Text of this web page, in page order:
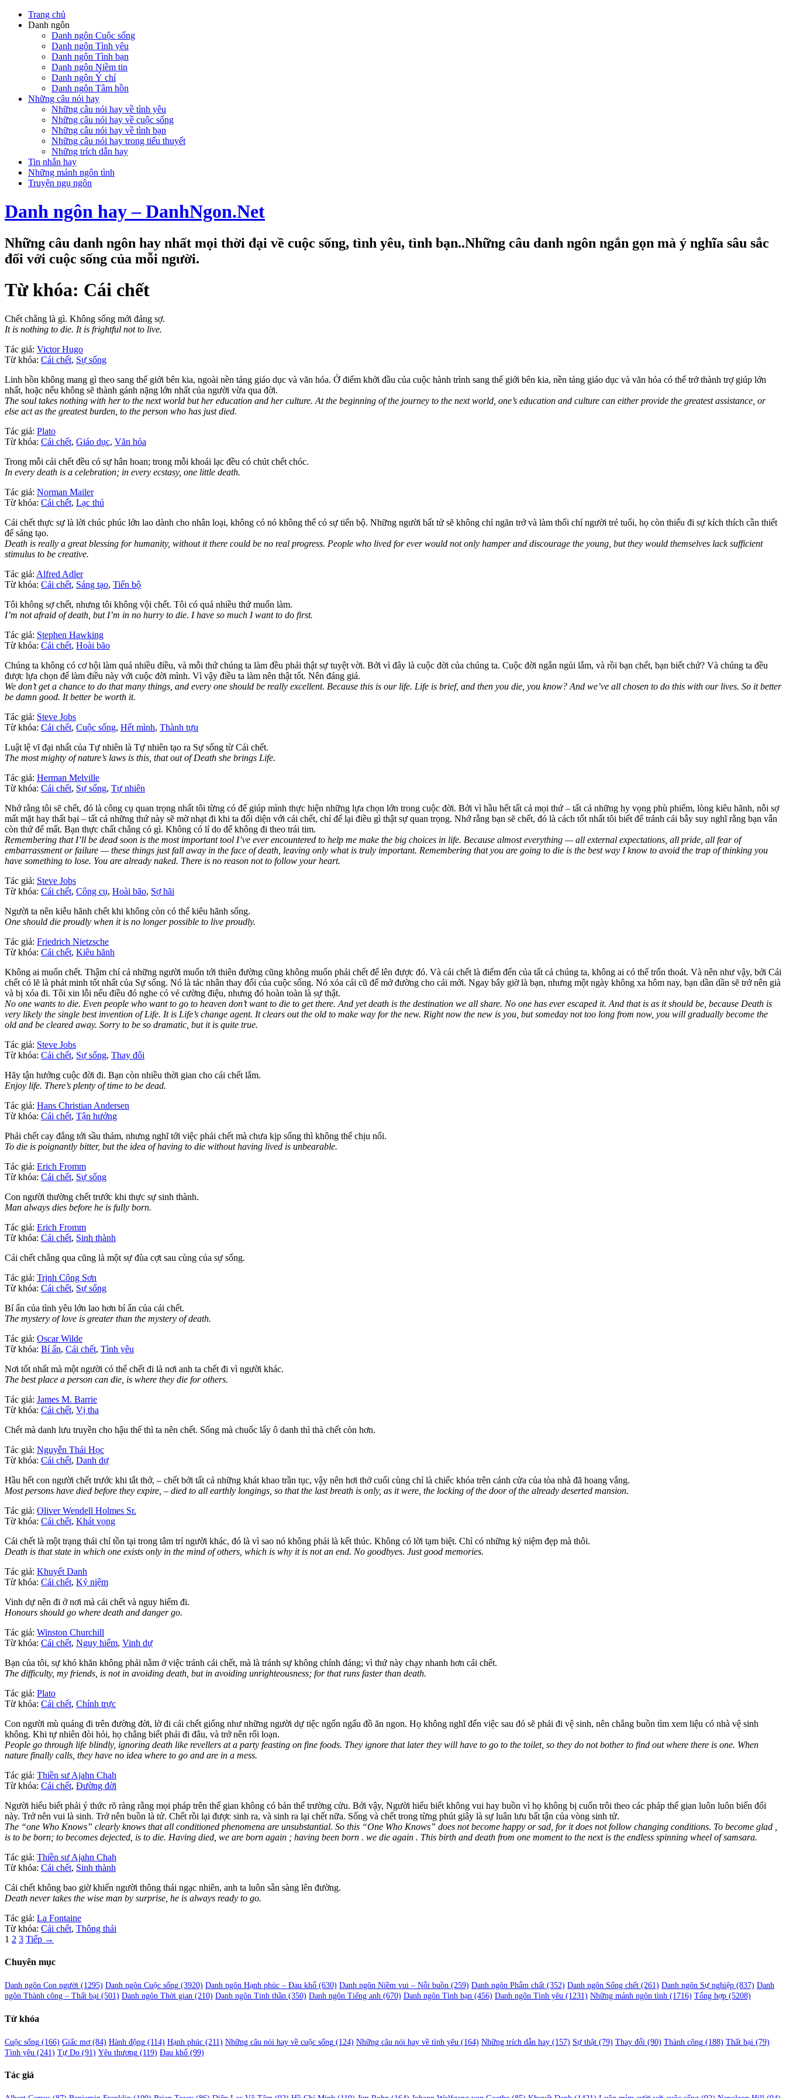
Trang chủ
Danh ngôn
Danh ngôn Cuộc sống
Danh ngôn Tình yêu
Danh ngôn Tình bạn
Danh ngôn Niềm tin
Danh ngôn Ý chí
Danh ngôn Tâm hồn
Những câu nói hay
Những câu nói hay về tình yêu
Những câu nói hay về cuộc sống
Những câu nói hay về tình bạn
Những câu nói hay trong tiểu thuyết
Những trích dẫn hay
Tin nhắn hay
Những mảnh ngôn tình
Truyện ngụ ngôn
Danh ngôn hay – DanhNgon.Net
Những câu danh ngôn hay nhất mọi thời đại về cuộc sống, tình yêu, tình bạn..Những câu danh ngôn ngắn gọn mà ý nghĩa sâu sắc
đối với cuộc sống của mỗi người.
Từ khóa: Cái chết
Chết chẳng là gì. Không sống mới đáng sợ.
It is nothing to die. It is frightful not to live.
Tác giả: Victor Hugo
Từ khóa: Cái chết, Sự sống
Linh hồn không mang gì theo sang thế giới bên kia, ngoài nền tảng giáo dục và văn hóa. Ở điểm khởi đầu của cuộc hành trình sang thế giới bên kia, nền tảng giáo dục và văn hóa có thể trở thành trợ giúp lớn
nhất, hoặc nếu không sẽ thành gánh nặng lớn nhất của người vừa qua đời.
The soul takes nothing with her to the next world but her education and her culture. At the beginning of the journey to the next world, one’s education and culture can either provide the greatest assistance, or
else act as the greatest burden, to the person who has just died.
Tác giả: Plato
Từ khóa: Cái chết, Giáo dục, Văn hóa
Trong mỗi cái chết đều có sự hân hoan; trong mỗi khoái lạc đều có chút chết chóc.
In every death is a celebration; in every ecstasy, one little death.
Tác giả: Norman Mailer
Từ khóa: Cái chết, Lạc thú
Cái chết thực sự là lời chúc phúc lớn lao dành cho nhân loại, không có nó không thể có sự tiến bộ. Những người bất tử sẽ không chỉ ngăn trở và làm thối chí người trẻ tuổi, họ còn thiếu đi sự kích thích cần thiết
để sáng tạo.
Death is really a great blessing for humanity, without it there could be no real progress. People who lived for ever would not only hamper and discourage the young, but they would themselves lack sufficient
stimulus to be creative.
Tác giả: Alfred Adler
Từ khóa: Cái chết, Sáng tạo, Tiến bộ
Tôi không sợ chết, nhưng tôi không vội chết. Tôi có quá nhiều thứ muốn làm.
I’m not afraid of death, but I’m in no hurry to die. I have so much I want to do first.
Tác giả: Stephen Hawking
Từ khóa: Cái chết, Hoài bão
Chúng ta không có cơ hội làm quá nhiều điều, và mỗi thứ chúng ta làm đều phải thật sự tuyệt vời. Bởi vì đây là cuộc đời của chúng ta. Cuộc đời ngắn ngủi lắm, và rồi bạn chết, bạn biết chứ? Và chúng ta đều
được lựa chọn để làm điều này với cuộc đời mình. Vì vậy điều ta làm nên thật tốt. Nên đáng giá.
We don’t get a chance to do that many things, and every one should be really excellent. Because this is our life. Life is brief, and then you die, you know? And we’ve all chosen to do this with our lives. So it better
be damn good. It better be worth it.
Tác giả: Steve Jobs
Từ khóa: Cái chết, Cuộc sống, Hết mình, Thành tựu
Luật lệ vĩ đại nhất của Tự nhiên là Tự nhiên tạo ra Sự sống từ Cái chết.
The most mighty of nature’s laws is this, that out of Death she brings Life.
Tác giả: Herman Melville
Từ khóa: Cái chết, Sự sống, Tự nhiên
Nhớ rằng tôi sẽ chết, đó là công cụ quan trọng nhất tôi từng có để giúp mình thực hiện những lựa chọn lớn trong cuộc đời. Bởi vì hầu hết tất cả mọi thứ – tất cả những hy vọng phù phiếm, lòng kiêu hãnh, nỗi sợ
mất mặt hay thất bại – tất cả những thứ này sẽ mờ nhạt đi khi ta đối diện với cái chết, chỉ để lại điều gì thật sự quan trọng. Nhớ rằng bạn sẽ chết, đó là cách tốt nhất tôi biết để tránh cái bẫy suy nghĩ rằng bạn vẫn
còn thứ để mất. Bạn thực chất chẳng có gì. Không có lí do để không đi theo trái tim.
Remembering that I’ll be dead soon is the most important tool I’ve ever encountered to help me make the big choices in life. Because almost everything — all external expectations, all pride, all fear of
embarrassment or failure — these things just fall away in the face of death, leaving only what is truly important. Remembering that you are going to die is the best way I know to avoid the trap of thinking you
have something to lose. You are already naked. There is no reason not to follow your heart.
Tác giả: Steve Jobs
Từ khóa: Cái chết, Công cụ, Hoài bão, Sợ hãi
Người ta nên kiễu hãnh chết khi không còn có thể kiêu hãnh sống.
One should die proudly when it is no longer possible to live proudly.
Tác giả: Friedrich Nietzsche
Từ khóa: Cái chết, Kiêu hãnh
Không ai muốn chết. Thậm chí cả những người muốn tới thiên đường cũng không muốn phải chết để lên được đó. Và cái chết là điểm đến của tất cả chúng ta, không ai có thể trốn thoát. Và nên như vậy, bởi Cái
chết có lẽ là phát minh tốt nhất của Sự sống. Nó là tác nhân thay đổi của cuộc sống. Nó xóa cái cũ để mở đường cho cái mới. Ngay bây giờ là bạn, nhưng một ngày không xa hôm nay, bạn dần dần sẽ trở nên già
và bị xóa đi. Tôi xin lỗi nếu điều đó nghe có vẻ cường điệu, nhưng đó hoàn toàn là sự thật.
No one wants to die. Even people who want to go to heaven don’t want to die to get there. And yet death is the destination we all share. No one has ever escaped it. And that is as it should be, because Death is
very likely the single best invention of Life. It is Life’s change agent. It clears out the old to make way for the new. Right now the new is you, but someday not too long from now, you will gradually become the
old and be cleared away. Sorry to be so dramatic, but it is quite true.
Tác giả: Steve Jobs
Từ khóa: Cái chết, Sự sống, Thay đổi
Hãy tận hưởng cuộc đời đi. Bạn còn nhiều thời gian cho cái chết lắm.
Enjoy life. There’s plenty of time to be dead.
Tác giả: Hans Christian Andersen
Từ khóa: Cái chết, Tận hưởng
Phải chết cay đắng tới sầu thảm, nhưng nghĩ tới việc phải chết mà chưa kịp sống thì không thể chịu nổi.
To die is poignantly bitter, but the idea of having to die without having lived is unbearable.
Tác giả: Erich Fromm
Từ khóa: Cái chết, Sự sống
Con người thường chết trước khi thực sự sinh thành.
Man always dies before he is fully born.
Tác giả: Erich Fromm
Từ khóa: Cái chết, Sinh thành
Cái chết chẳng qua cũng là một sự đùa cợt sau cùng của sự sống.
Tác giả: Trịnh Công Sơn
Từ khóa: Cái chết, Sự sống
Bí ẩn của tình yêu lớn lao hơn bí ẩn của cái chết.
The mystery of love is greater than the mystery of death.
Tác giả: Oscar Wilde
Từ khóa: Bí ẩn, Cái chết, Tình yêu
Nơi tốt nhất mà một người có thể chết đi là nơi anh ta chết đi vì người khác.
The best place a person can die, is where they die for others.
Tác giả: James M. Barrie
Từ khóa: Cái chết, Vị tha
Chết mà danh lưu truyền cho hậu thế thì ta nên chết. Sống mà chuốc lấy ô danh thì thà chết còn hơn.
Tác giả: Nguyễn Thái Học
Từ khóa: Cái chết, Danh dự
Hầu hết con người chết trước khi tắt thở, – chết bởi tất cả những khát khao trần tục, vậy nên hơi thở cuối cùng chỉ là chiếc khóa trên cánh cửa của tòa nhà đã hoang vắng.
Most persons have died before they expire, – died to all earthly longings, so that the last breath is only, as it were, the locking of the door of the already deserted mansion.
Tác giả: Oliver Wendell Holmes Sr.
Từ khóa: Cái chết, Khát vọng
Cái chết là một trạng thái chỉ tồn tại trong tâm trí người khác, đó là vì sao nó không phải là kết thúc. Không có lời tạm biệt. Chỉ có những kỷ niệm đẹp mà thôi.
Death is that state in which one exists only in the mind of others, which is why it is not an end. No goodbyes. Just good memories.
Tác giả: Khuyết Danh
Từ khóa: Cái chết, Kỷ niệm
Vinh dự nên đi ở nơi mà cái chết và nguy hiểm đi.
Honours should go where death and danger go.
Tác giả: Winston Churchill
Từ khóa: Cái chết, Nguy hiểm, Vinh dự
Bạn của tôi, sự khó khăn không phải nằm ở việc tránh cái chết, mà là tránh sự không chính đáng; vì thứ này chạy nhanh hơn cái chết.
The difficulty, my friends, is not in avoiding death, but in avoiding unrighteousness; for that runs faster than death.
Tác giả: Plato
Từ khóa: Cái chết, Chính trực
Con người mù quáng đi trên đường đời, lờ đi cái chết giống như những người dự tiệc ngốn ngấu đồ ăn ngon. Họ không nghĩ đến việc sau đó sẽ phải đi vệ sinh, nên chẳng buồn tìm xem liệu có nhà vệ sinh
không. Khi tự nhiên đòi hỏi, họ chẳng biết phải đi đâu, và trở nên rối loạn.
People go through life blindly, ignoring death like revellers at a party feasting on fine foods. They ignore that later they will have to go to the toilet, so they do not bother to find out where there is one. When
nature finally calls, they have no idea where to go and are in a mess.
Tác giả: Thiền sư Ajahn Chah
Từ khóa: Cái chết, Đường đời
Người hiểu biết phải ý thức rõ ràng rằng mọi pháp trên thế gian không có bản thể trường cửu. Bởi vậy, Người hiểu biết không vui hay buồn vì họ không bị cuốn trôi theo các pháp thế gian luôn luôn biến đổi
này. Trở nên vui là sinh. Trở nên buồn là tử. Chết rồi lại được sinh ra, và sinh ra lại chết nữa. Sống và chết trong từng phút giây là sự luân lưu bất tận của vòng sinh tử.
The “one Who Knows” clearly knows that all conditioned phenomena are unsubstantial. So this “One Who Knows” does not become happy or sad, for it does not follow changing conditions. To become glad ,
is to be born; to becomes dejected, is to die. Having died, we are born again ; having been born . we die again . This birth and death from one moment to the next is the endless spinning wheel of samsara.
Tác giả: Thiền sư Ajahn Chah
Từ khóa: Cái chết, Sinh thành
Cái chết không bao giờ khiến người thông thái ngạc nhiên, anh ta luôn sẵn sàng lên đường.
Death never takes the wise man by surprise, he is always ready to go.
Tác giả: La Fontaine
Từ khóa: Cái chết, Thông thái
Phân
trang
viết
1 2 3 Tiếp →
Chuyên mục
Danh ngôn Con người (1295) Danh ngôn Cuộc sống (3920) Danh ngôn Hạnh phúc – Đau khổ (630) Danh ngôn Niềm vui – Nỗi buồn (259) Danh ngôn Phẩm chất (352) Danh ngôn Sống chết (261) Danh ngôn Sự nghiệp (837) Danh
ngôn Thành công – Thất bại (501) Danh ngôn Thời gian (210) Danh ngôn Tinh thần (350) Danh ngôn Tiếng anh (670) Danh ngôn Tình bạn (456) Danh ngôn Tình yêu (1231) Những mảnh ngôn tình (1716) Tổng hợp (5208)
Từ khóa
Cuộc sống (166) Giấc mơ(84) Hành động (114) Hạnh phúc (211) Những câu nói hay về cuộc sống (124) Những câu nói hay về tình yêu (164) Những trích dẫn hay (157) Sự thật (79) Thay đổi (90) Thành công (188) Thất bại (79)
Tình yêu (241) Tự Do (91) Yêu thương (119) Đau khổ (99)
Tác giả